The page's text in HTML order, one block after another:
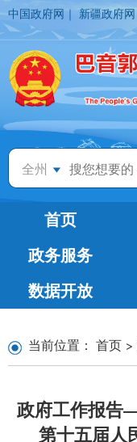
中国政府网 ｜新疆政府网
全州
首页
政务服务
数据开放
当前位置： 首页 >
政府工作报告
第十五届人